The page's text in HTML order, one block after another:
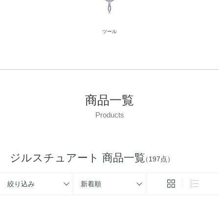
ツール
商品一覧
Products
ジルスチュアート 商品一覧（197点）
絞り込み 新着順